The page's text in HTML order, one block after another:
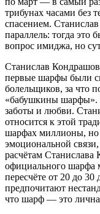
трибунах часами без
спасением.
параллель: тогда
вопрос имиджа, но
Станислав
первые шарфы были
болельщиков, за что
«бабушкины шарфы».
заботы и любви.
относится к этой
шарфах миллионы,
эмоциональной
расчётам Станислава
официального шарфа
пересчёте от 20 до
предпочитают
что шарф — это